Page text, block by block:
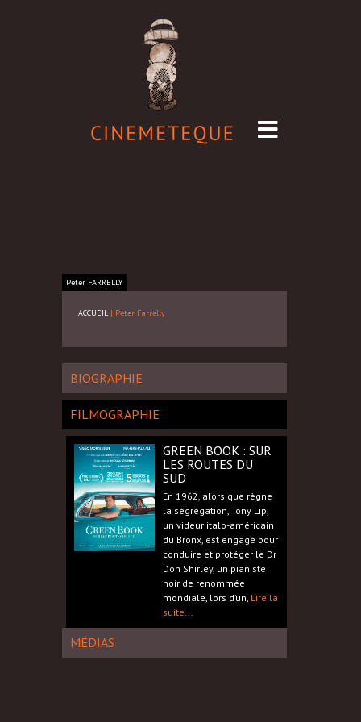
Peter FARRELLY
ACCUEIL | Peter Farrelly
BIOGRAPHIE
FILMOGRAPHIE
GREEN BOOK : SUR
LES ROUTES DU
SUD
En 1962, alors que règne
la ségrégation, Tony Lip,
un videur italo-américain
du Bronx, est engagé pour
conduire et protéger le Dr
Don Shirley, un pianiste
noir de renommée
mondiale, lors d’un, Lire la
suite...
MÉDIAS